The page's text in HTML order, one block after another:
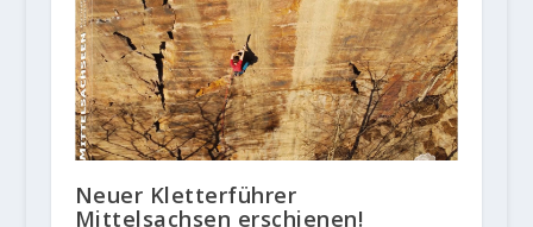
Neuer Kletterführer
Mittelsachsen erschienen!